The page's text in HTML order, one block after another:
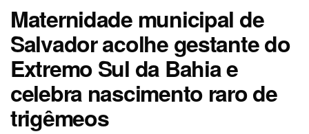
Maternidade municipal de
Salvador acolhe gestante do
Extremo Sul da Bahia e
celebra nascimento raro de
trigêmeos